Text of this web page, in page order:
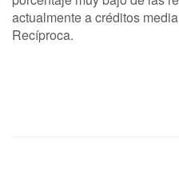
actualmente a créditos
Recíproca.